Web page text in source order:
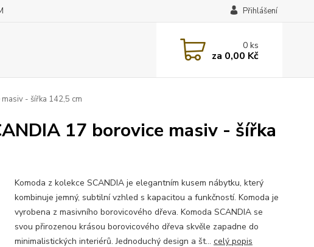
Přihlášení
0ks
za 0,00 Kč
- šířka 142,5 cm
17 borovice masiv - šířka
Komoda z kolekce SCANDIA je elegantním kusem nábytku, který
kombinuje jemný, subtilní vzhled s kapacitou a funkčností. Komoda je
vyrobena z masivního borovicového dřeva. Komoda SCANDIA se
svou přirozenou krásou borovicového dřeva skvěle zapadne do
minimalistických interiérů. Jednoduchý design a št... celý popis